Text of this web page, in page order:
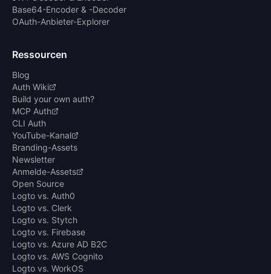
Base64-Encoder & -Decoder
OAuth-Anbieter-Explorer
Ressourcen
Blog
Auth Wiki
Build your own auth?
MCP Auth
CLI Auth
YouTube-Kanal
Branding-Assets
Newsletter
Anmelde-Assets
Open Source
Logto vs. Auth0
Logto vs. Clerk
Logto vs. Stytch
Logto vs. Firebase
Logto vs. Azure AD B2C
Logto vs. AWS Cognito
Logto vs. WorkOS